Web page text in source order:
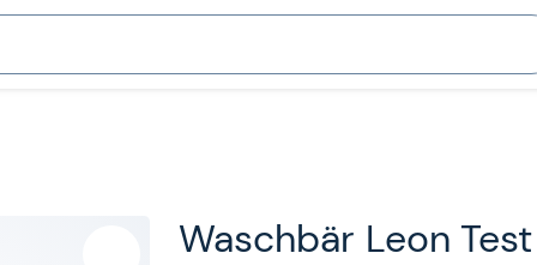
Wasch­bär Leon Test